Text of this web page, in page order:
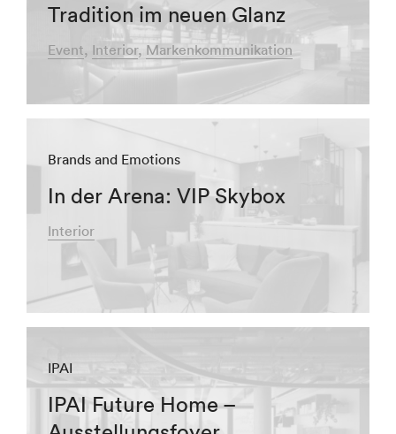
Tradition im neuen Glanz
Event Interior Markenkommunikation
Brands and Emotions
In der Arena: VIP Skybox
Interior
IPAI
IPAI Future Home –